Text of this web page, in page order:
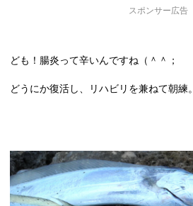
スポンサー広告
ども！腸炎って辛いんですね（＾＾；
どうにか復活し、リハビリを兼ねて朝練。